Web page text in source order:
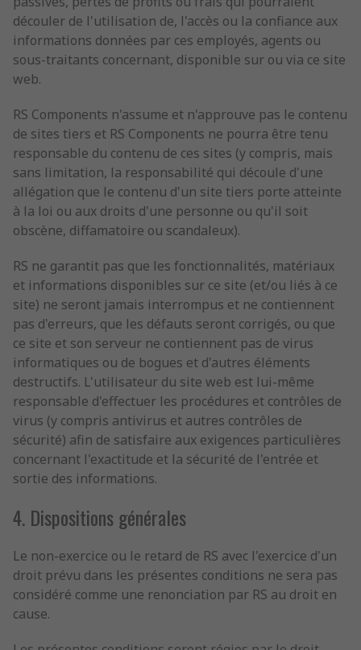
découler de l'utilisation de, l'accès ou la confiance aux
informations données par ces employés, agents ou
sous-traitants concernant, disponible sur ou via ce site
web.
RS Components n'assume et n'approuve pas le contenu
de sites tiers et RS Components ne pourra être tenu
responsable du contenu de ces sites (y compris, mais
sans limitation, la responsabilité qui découle d'une
allégation que le contenu d'un site tiers porte atteinte
à la loi ou aux droits d'une personne ou qu'il soit
obscène, diffamatoire ou scandaleux).
RS ne garantit pas que les fonctionnalités, matériaux
et informations disponibles sur ce site (et/ou liés à ce
site) ne seront jamais interrompus et ne contiennent
pas d'erreurs, que les défauts seront corrigés, ou que
ce site et son serveur ne contiennent pas de virus
informatiques ou de bogues et d'autres éléments
destructifs. L'utilisateur du site web est lui-même
responsable d'effectuer les procédures et contrôles de
virus (y compris antivirus et autres contrôles de
sécurité) afin de satisfaire aux exigences particulières
concernant l'exactitude et la sécurité de l'entrée et
sortie des informations.
4. Dispositions générales
Le non-exercice ou le retard de RS avec l'exercice d'un
droit prévu dans les présentes conditions ne sera pas
considéré comme une renonciation par RS au droit en
cause.